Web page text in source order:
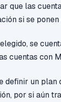
que las
si se
se
cuentas con
definir un
por si aún